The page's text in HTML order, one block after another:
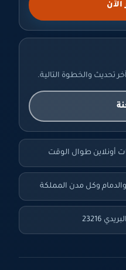
تحديث والخطوة التالية.
وكل مدن المملكة
23216